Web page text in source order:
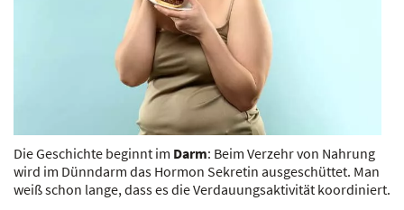
Die Geschichte beginnt im Darm: Beim Verzehr von Nahrung
wird im Dünndarm das Hormon Sekretin ausgeschüttet. Man
weiß schon lange, dass es die Verdauungsaktivität koordiniert.